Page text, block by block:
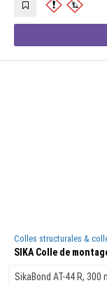
Colles structurales &
SIKA Colle de